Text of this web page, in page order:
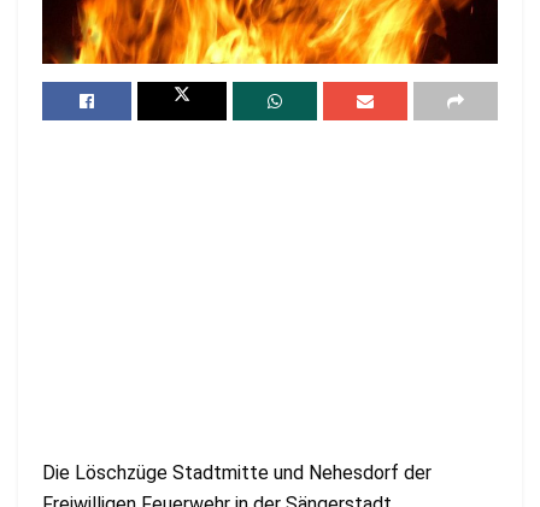
Die Löschzüge Stadtmitte und Nehesdorf der